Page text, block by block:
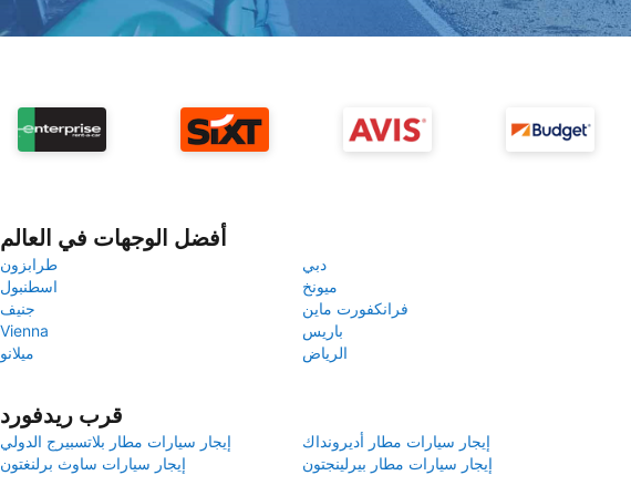
أفضل الوجهات في العالم
طرابزون
دبي
اسطنبول
ميونخ
جنيف
فرانكفورت ماين
Vienna
باريس
ميلانو
الرياض
قرب ريدفورد
إيجار سيارات مطار بلاتسبيرج الدولي
إيجار سيارات مطار أديرونداك
إيجار سيارات ساوث برلنغتون
إيجار سيارات مطار بيرلينجتون